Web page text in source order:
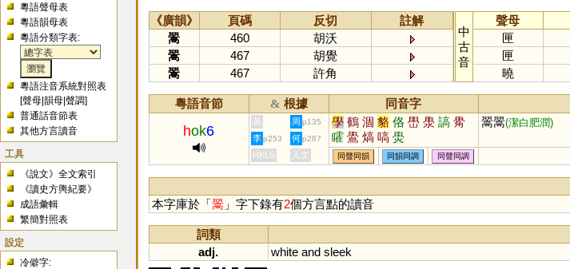
粵語聲母表
粵語韻母表
粵語分類字表:
粵語注音系統對照表
[聲母 |韻母 |聲調]
普通話音節表
其他方言讀音
工具
《說文》全文索引
《讀史方輿紀要》
成語彙輯
繁簡對照表
設定
冷僻字:
《廣韻》 頁碼 反切
註解
翯
460
胡沃
翯
467
胡覺
翯
467 許角
中
古
音
聲母
匣
匣
曉
粵語音節 & 根據 同音字
hok6
黃 周 p135 學 鶴 涸 貉 佫 嶨 澩 謞 觷
矐 鷽 熇 嗃 燢
翯翯(潔白肥潤)
李 p253 何 p287
HKLS 人文 同聲同韻 同韻同調 同聲同調
本字庫於「翯」字下錄有2個方言點的讀音
詞類
adj.
white and sleek